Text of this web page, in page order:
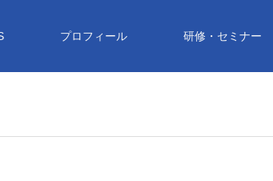
プロフィール 研修・セミナー